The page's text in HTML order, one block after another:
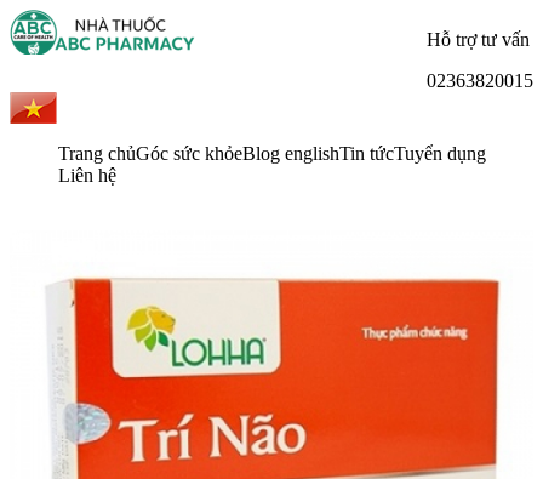
Hỗ trợ tư vấn
02363820015
Trang chủGóc sức khỏeBlog englishTin tứcTuyển dụng
Liên hệ